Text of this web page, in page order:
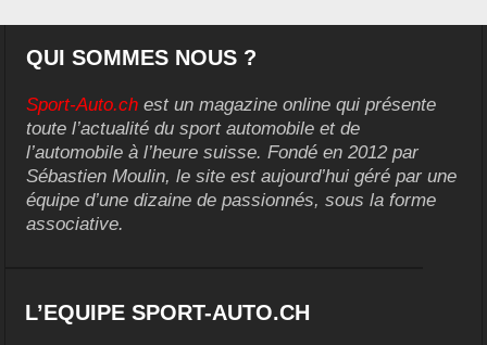
QUI SOMMES NOUS ?
Sport-Auto.ch est un magazine online qui présente
toute l’actualité du sport automobile et de
l’automobile à l’heure suisse. Fondé en 2012 par
Sébastien Moulin, le site est aujourd’hui géré par une
équipe d’une dizaine de passionnés, sous la forme
associative.
L’EQUIPE SPORT-AUTO.CH